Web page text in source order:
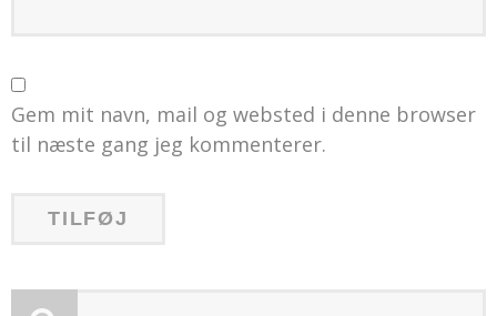
Gem mit navn, mail og websted i denne browser
til næste gang jeg kommenterer.